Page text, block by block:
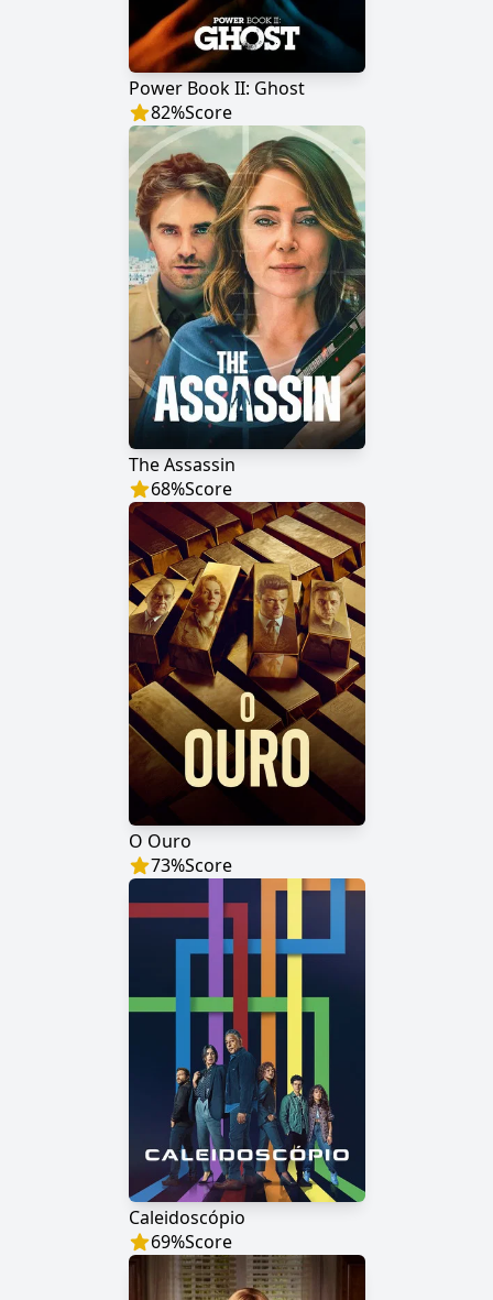
Power Book II: Ghost
82%Score
The Assassin
68%Score
O Ouro
73%Score
Caleidoscópio
69%Score